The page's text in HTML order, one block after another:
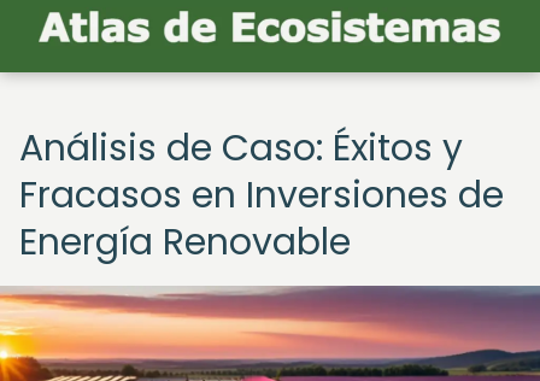
Análisis de Caso: Éxitos y
Fracasos en Inversiones de
Energía Renovable